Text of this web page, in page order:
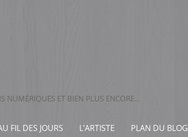
NUMÉRIQUES ET BIEN PLUS ENCORE...
FIL DES JOURS L’ARTISTE PLAN DU BLOG